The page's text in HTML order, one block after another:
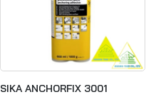
SIKA ANCHORFIX 3001